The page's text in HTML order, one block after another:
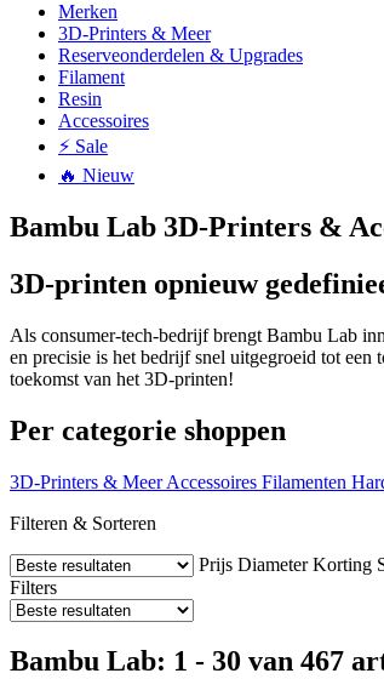
Merken
3D-Printers & Meer
Reserveonderdelen & Upgrades
Filament
Resin
Accessoires
⚡ Sale
🔥 Nieuw
Bambu Lab 3D-Printers &
3D-printen opnieuw
Als consumer-tech-bedrijf brengt Bambu Lab
en precisie is het bedrijf snel uitgegroeid tot
toekomst van het 3D-printen!
Per categorie shoppen
3D-Printers & Meer Accessoires Filamenten
Filteren & Sorteren
Prijs Diameter Korting
Filters
Bambu Lab: 1 - 30 van 467